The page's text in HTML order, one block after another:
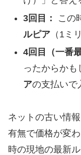
3回目：
この
ルピア（1ミ
4回目（一番
ったからかも
アの支払いで
ネットの古い情
有無で価格が変
時の現地の最新